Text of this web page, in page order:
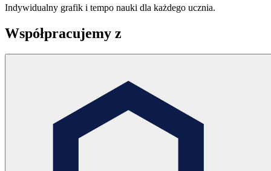
Indywidualny grafik i tempo nauki dla każdego ucznia.
Współpracujemy z